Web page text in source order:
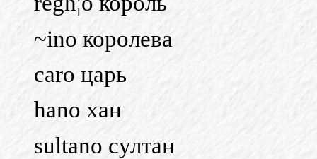
~ino королева
caro царь
hano хан
sultano султан